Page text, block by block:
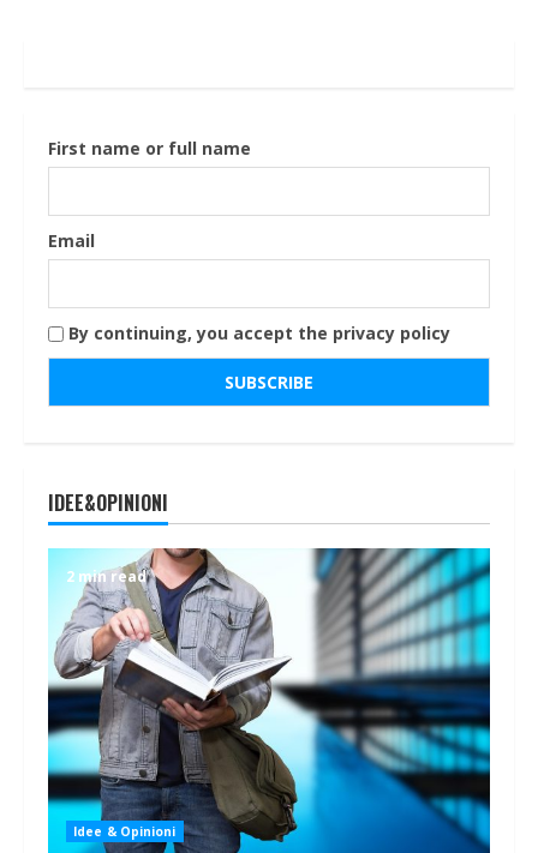
First name or full name
Email
By continuing, you accept the privacy policy
IDEE&OPINIONI
2 min read
Idee & Opinioni